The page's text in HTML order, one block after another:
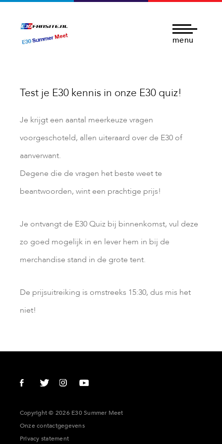
menu
Test je E30 kennis in onze E30 quiz!
Je krijgt een aantal meerkeuze vragen
voorgeschoteld, allen uiteraard over de E30 of
aanverwant.
Degene die de vragen het beste weet te
beantwoorden, wint een prachtige prijs!
Je ontvangt de E30 Quiz bij binnenkomst, vul deze
zo goed mogelijk in en lever hem in bij de
merchandise stand in de grote tent.
De prijsuitreiking is omstreeks 15:30, dus mis het
niet!
Copyright © 2026 E30 Summer Meet
Onze contactgegevens
Privacy statement